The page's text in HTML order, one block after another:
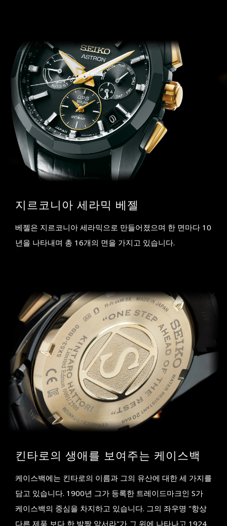
지르코니아 세라믹 베젤
베젤은 지르코니아 세라믹으로 만들어졌으며 한 면마다 10
년을 나타내며 총 16개의 면을 가지고 있습니다.
킨타로의 생애를 보여주는 케이스백
케이스백에는 킨타로의 이름과 그의 유산에 대한 세 가지를
담고 있습니다. 1900년 그가 등록한 트레이드마크인 S가
케이스백의 중심을 차지하고 있습니다. 그의 좌우명 "항상
다른 제품 보다 한 발짝 앞서라"가 그 위에 나타나고 1924